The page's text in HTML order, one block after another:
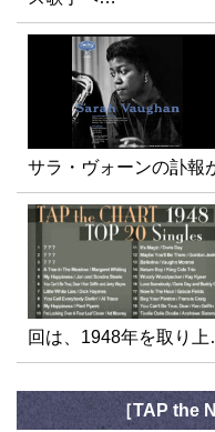
サラ・ヴォーンの訃報
回は、1948年を取り
［TAP the